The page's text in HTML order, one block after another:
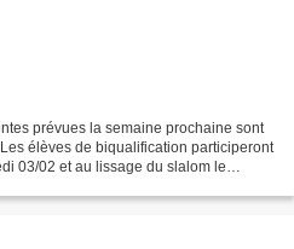
prévues la semaine prochaine sont
élèves de biqualification participeront
03/02 et au lissage du slalom le